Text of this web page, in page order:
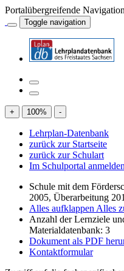
Portalübergreifende Navigation
Toggle navigation
+ 100% -
Lehrplan-Datenbank
zurück zur Startseite
zurück zur Schulart
Im Schulportal anmelden
Schule mit dem
2005, Überarbeitung
Alles aufklappen Alles
Anzahl der Lernziele
Materialdatenbank: 3
Dokument als PDF
Kontaktformular